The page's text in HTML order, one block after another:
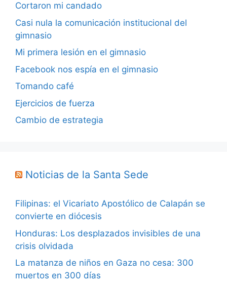
Cortaron mi candado
Casi nula la comunicación institucional del
gimnasio
Mi primera lesión en el gimnasio
Facebook nos espía en el gimnasio
Tomando café
Ejercicios de fuerza
Cambio de estrategia
Noticias de la Santa Sede
Filipinas: el Vicariato Apostólico de Calapán se
convierte en diócesis
Honduras: Los desplazados invisibles de una
crisis olvidada
La matanza de niños en Gaza no cesa: 300
muertos en 300 días